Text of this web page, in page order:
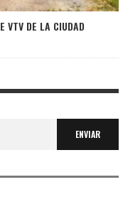
VTV DE LA CIUDAD